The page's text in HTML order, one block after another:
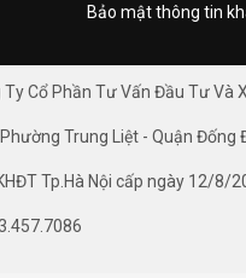
Bảo mật thông tin
Cổ Phần Tư Vấn Đầu Tư Và
Trung Liệt - Quận Đống
Tp.Hà Nội cấp ngày 12/8/